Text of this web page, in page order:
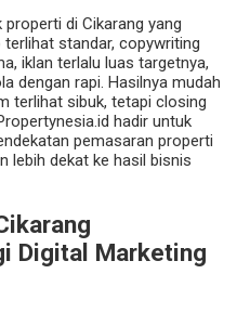
di Cikarang yang
standar, copywriting
iklan terlalu luas targetnya,
dengan rapi. Hasilnya mudah
terlihat sibuk, tetapi closing
hadir untuk
pemasaran properti
lebih dekat ke hasil bisnis
Digital Marketing